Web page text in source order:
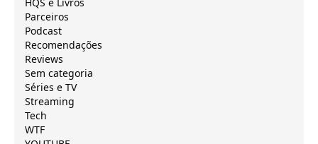
Parceiros
Podcast
Recomendações
Reviews
Sem categoria
Séries e TV
Streaming
Tech
WTF